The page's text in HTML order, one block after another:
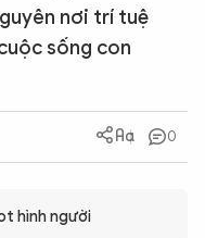
nơi trí tuệ
sống con
0
hình người